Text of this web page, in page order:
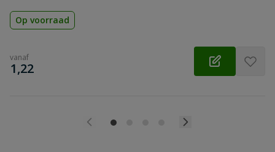
Op voorraad
vanaf
€
1,22